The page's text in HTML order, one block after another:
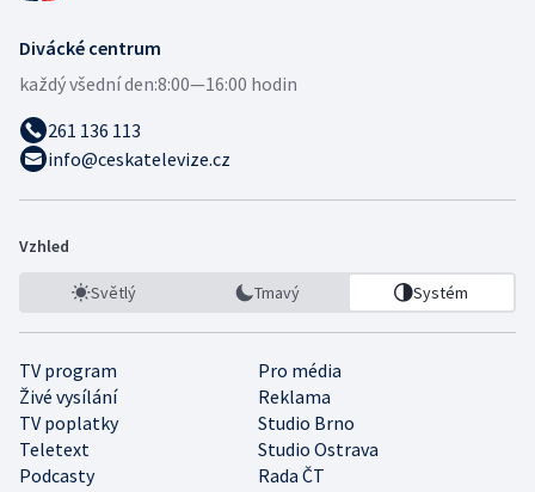
Divácké centrum
každý všední den:8:00—16:00 hodin
261 136 113
info@ceskatelevize.cz
Vzhled
Světlý Tmavý Systém
TV program
Pro média
Živé vysílání
Reklama
TV poplatky
Studio Brno
Teletext
Studio Ostrava
Podcasty
Rada ČT